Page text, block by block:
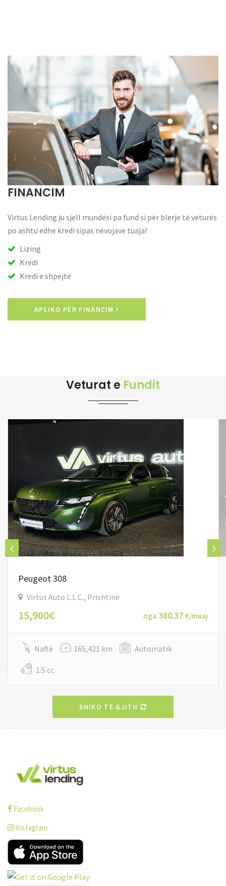
FINANCIM
Virtus Lending ju sjell mundësi pa fund si për blerje të veturës
po ashtu edhe kredi sipas nevojave tuaja!
Lizing
Kredi
Kredi e shpejtë
APLIKO PËR FINANCIM
Veturat e Fundit
Peugeot 308
Virtus Auto L.L.C., Prishtinë
15,900€ nga 380.37 €/muaj
Naftë 165,421 km Automatik
1.5 cc
SHIKO TË GJITH
Facebook
Instagram